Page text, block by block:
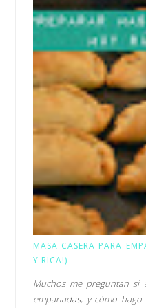
MASA CASERA PARA
Y RICA!)
Muchos me preguntan si
empanadas, y cómo